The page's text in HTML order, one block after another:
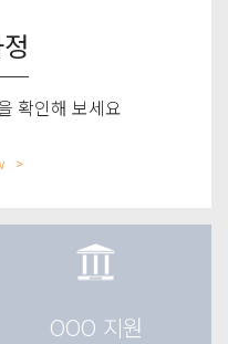
확인해 보세요
OOO 지원